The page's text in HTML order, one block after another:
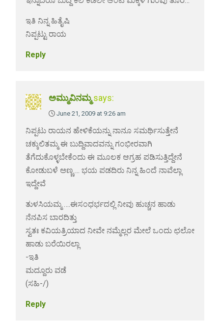
ಇತಿ ನಿನ್ನ ಹಿತೈಷಿ
ನಿಪ್ಪಟ್ಟು ರಾಯ
Reply
ಅಮ್ಮುವಿನಮ್ಮ says:
June 21, 2009 at 9:26 am
ನಿಪ್ಪಟು ರಾಯನ ಹೇಳಿಕೆಯನ್ನು ನಾನೂ ಸಮರ್ಥಿಸುತ್ತೇನೆ
ಚಕ್ಕುಲಿತಮ್ಮ ಈ ಬುದ್ದಿವಾದವನ್ನು ಗಂಭೀರವಾಗಿ
ತೆಗೆದುಕೊಳ್ಳಬೇಕೆಂದು ಈ ಮೂಲಕ ಆಗ್ರಹ ಪಡಿಸುತ್ತಿದ್ದೇನೆ
ಕೋಡುಬಳೆ ಅಣ್ಣ…. ಭಯ ಪಡದಿರು ನಿನ್ನ ಹಿಂದೆ ನಾವೆಲ್ಲಾ
ಇದ್ದೇವೆ
ತುಳಸಿಯಮ್ಮ ….ಈಸಂಧರ್ಭದಲ್ಲಿ ನೀವು ಹುಚ್ಚನ ಹಾಡು
ನೆನಪಿಸ ಬಾರದಿತ್ತು
ಸ್ವತಃ ಕವಿಯತ್ರಿಯಾದ ನೀವೇ ನಮ್ಮೆಲ್ಲರ ಮೇಲೆ ಒಂದು ಛಲೋ
ಹಾಡು ಬರೆಯಿರಲ್ಲಾ
-ಇತಿ
ಮದ್ದೂರು ವಡೆ
(ಸಹಿ-/)
Reply